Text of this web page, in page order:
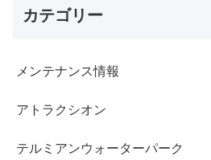
カテゴリー
メンテナンス情報
アトラクシオン
テルミアンウォーターパーク